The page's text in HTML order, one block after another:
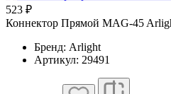
523 ₽
Коннектор Прямой MAG-45
Бренд: Arlight
Артикул: 29491